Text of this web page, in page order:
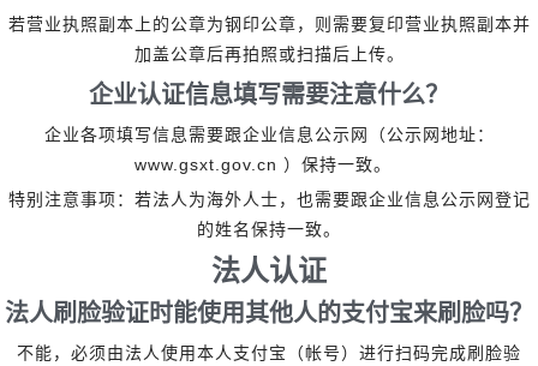
若营业执照副本上的公章为钢印公章，则需要复印营业执照副本并
加盖公章后再拍照或扫描后上传。
企业认证信息填写需要注意什么？
企业各项填写信息需要跟企业信息公示网（公示网地址：
www.gsxt.gov.cn ）保持一致。
特别注意事项：若法人为海外人士，也需要跟企业信息公示网登记
的姓名保持一致。
法人认证
法人刷脸验证时能使用其他人的支付宝来刷脸吗？
不能，必须由法人使用本人支付宝（帐号）进行扫码完成刷脸验